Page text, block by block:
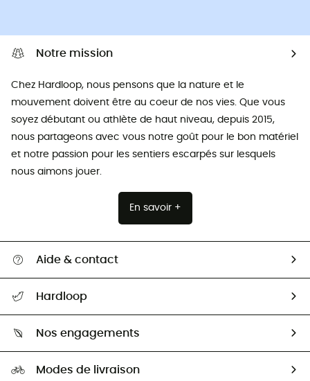
Notre mission
Chez Hardloop, nous pensons que la nature et le
mouvement doivent être au coeur de nos vies. Que vous
soyez débutant ou athlète de haut niveau, depuis 2015,
nous partageons avec vous notre goût pour le bon matériel
et notre passion pour les sentiers escarpés sur lesquels
nous aimons jouer.
En savoir +
Aide & contact
Retour & remboursement
Guide des tailles
Seconde Main
Hardloop
HardGuides
Nos engagements
Modes de livraison